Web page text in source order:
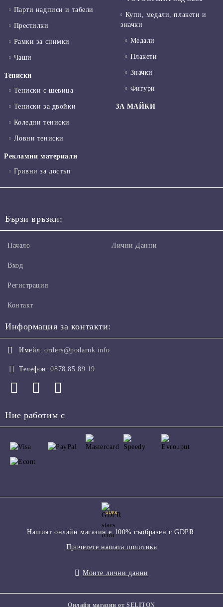
Парти надписи и табели
Престилки
Рамки за снимки
Чаши
Тениски
Тениски с шевица
Тениски за двойки
Коледни тениски
Ловни тениски
Рекламни материали
Гривни за достъп
Купи, медали, плакети и
значки
Медали
Плакети
Значки
Фигури
ЗА МАЙКИ
Бързи връзки:
Начало
Вход
Регистрация
Контакт
Лични Данни
Информация за контакти:
Имейл: orders@podaruk.info
Телефон: 0878 85 89 19
Ние работим с
GDPR
Нашият онлайн магазин е 100% съобразен с GDPR.
Прочетете нашата политика
Моите лични данни
Онлайн магазин от SELITON